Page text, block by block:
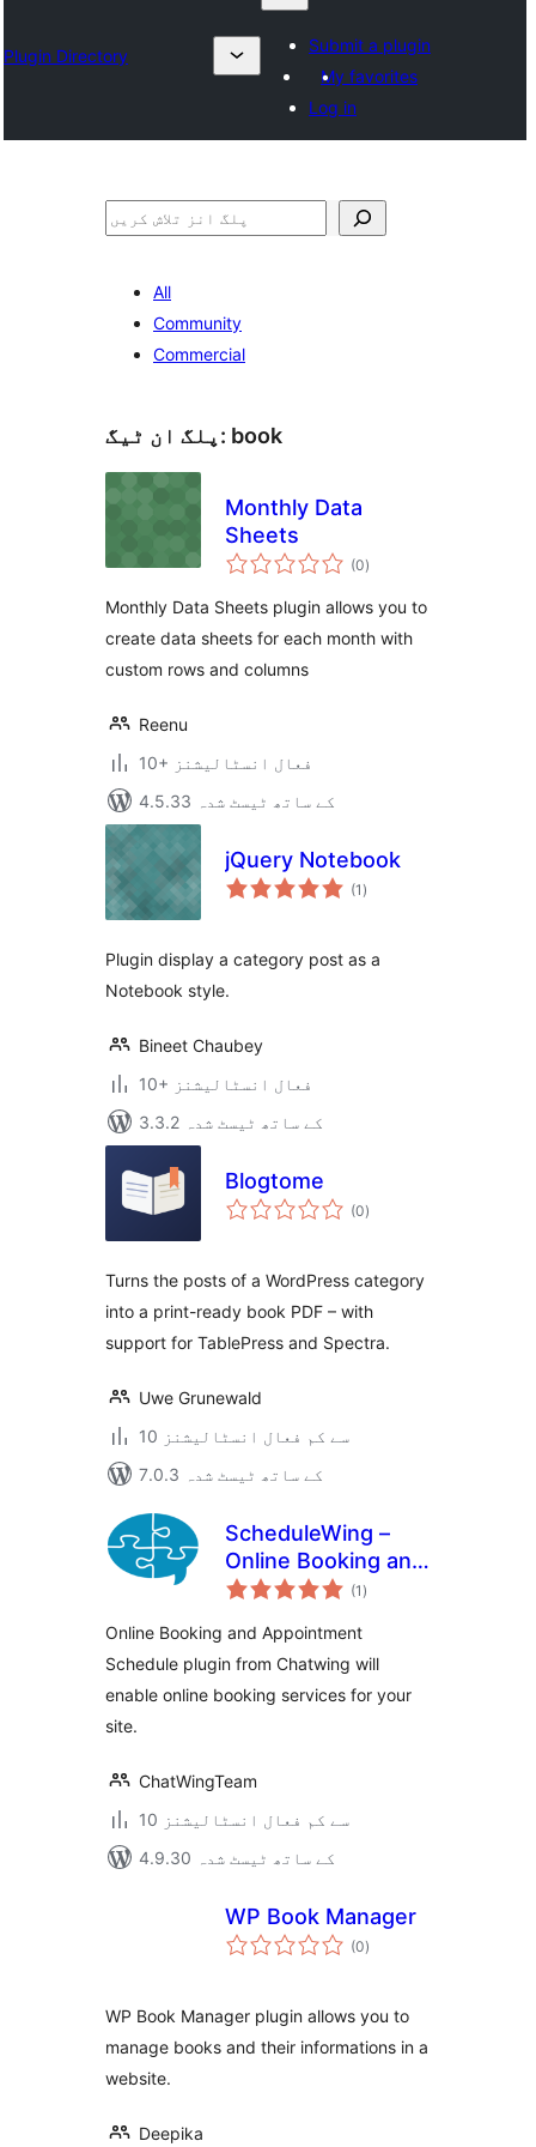
Plugin Directory
Submit a plugin
My favorites
Log in
تلاش
All
Community
Commercial
پلگ ان ٹیگ: book
Monthly Data
Sheets
(0مجموعی
درجہ
)
Monthly Data Sheets plugin allows you to
create data sheets for each month with
custom rows and columns
Reenu
10+ فعال انسٹالیشنز
4.5.33 کے ساتھ ٹیسٹ شدہ
jQuery Notebook
(1 مجموعی
درجہ
)
Plugin display a category post as a
Notebook style.
Bineet Chaubey
10+ فعال انسٹالیشنز
3.3.2 کے ساتھ ٹیسٹ شدہ
Blogtome
(0مجموعی
درجہ
)
Turns the posts of a WordPress category
into a print-ready book PDF – with
support for TablePress and Spectra.
Uwe Grunewald
10 سے کم فعال انسٹالیشنز
7.0.3 کے ساتھ ٹیسٹ شدہ
ScheduleWing –
Online Booking and
Appointment
(1 مجموعی
درجہ
)
Online Booking and Appointment
Schedule plugin from Chatwing will
enable online booking services for your
site.
ChatWingTeam
10 سے کم فعال انسٹالیشنز
4.9.30 کے ساتھ ٹیسٹ شدہ
WP Book Manager
(0مجموعی
درجہ
)
WP Book Manager plugin allows you to
manage books and their informations in a
website.
Deepika